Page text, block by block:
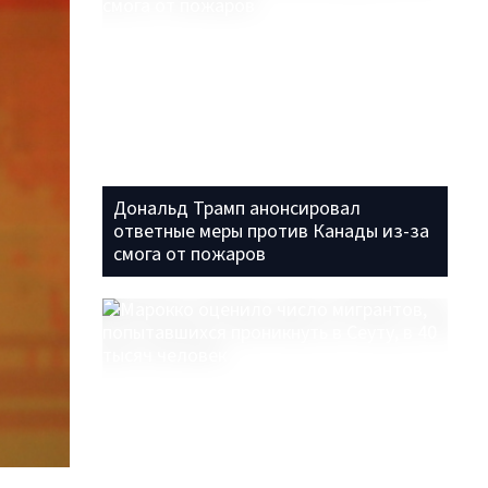
Дональд Трамп анонсировал
ответные меры против Канады из-за
смога от пожаров